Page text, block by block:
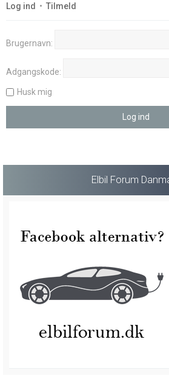
Log ind • Tilmeld
Brugernavn:
Adgangskode:
Husk mig
Elbil Forum